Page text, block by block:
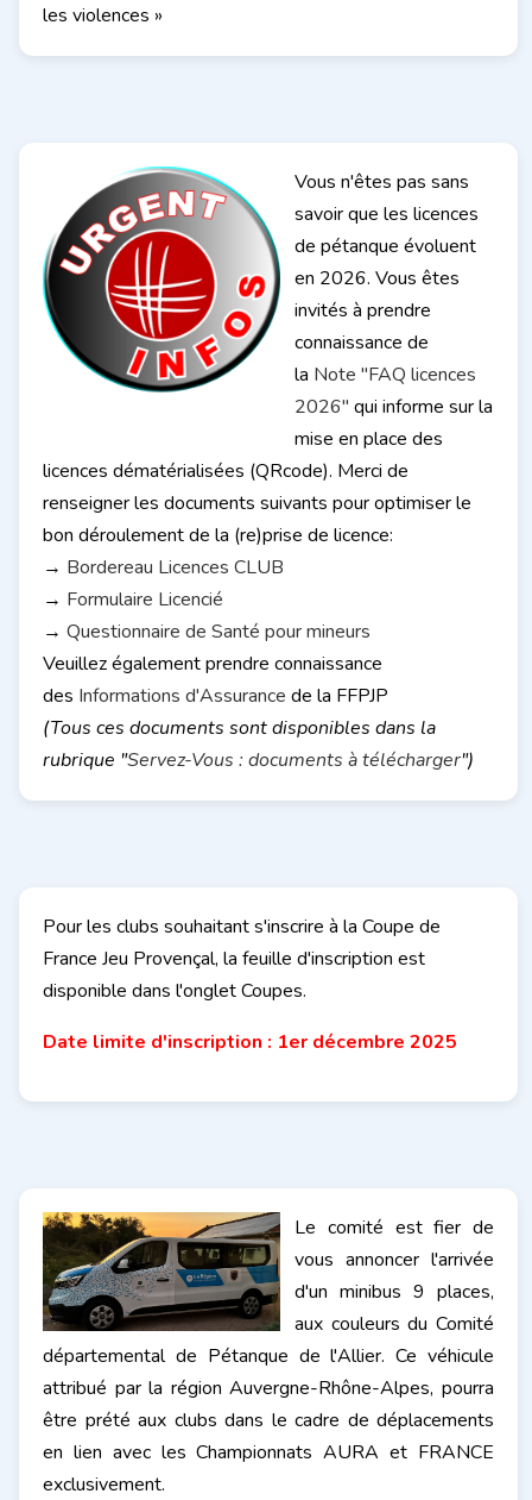
les violences »
Vous n'êtes pas sans
savoir que les licences
de pétanque évoluent
en 2026. Vous êtes
invités à prendre
connaissance de
la Note "FAQ licences
2026" qui informe sur la
mise en place des
licences dématérialisées (QRcode). Merci de
renseigner les documents suivants pour optimiser le
bon déroulement de la (re)prise de licence:
→ Bordereau Licences CLUB
→ Formulaire Licencié
→ Questionnaire de Santé pour mineurs
Veuillez également prendre connaissance
des Informations d'Assurance de la FFPJP
(Tous ces documents sont disponibles dans la
rubrique "Servez-Vous : documents à télécharger")
Pour les clubs souhaitant s'inscrire à la Coupe de
France Jeu Provençal, la feuille d'inscription est
disponible dans l'onglet Coupes.
Date limite d'inscription : 1er décembre 2025
Le comité est fier de
vous annoncer l'arrivée
d'un minibus 9 places,
aux couleurs du Comité
départemental de Pétanque de l'Allier. Ce véhicule
attribué par la région Auvergne-Rhône-Alpes, pourra
être prété aux clubs dans le cadre de déplacements
en lien avec les Championnats AURA et FRANCE
exclusivement.